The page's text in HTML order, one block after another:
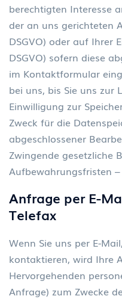
berechtigten Interesse
der an uns gerichteten
DSGVO) oder auf Ihrer
DSGVO) sofern diese
im Kontaktformular
bei uns, bis Sie uns zur
Einwilligung zur
Zweck für die
abgeschlossener
Zwingende gesetzliche
Aufbewahrungsfristen
Anfrage per E-
Telefax
Wenn Sie uns per E-
kontaktieren, wird Ihre
Hervorgehenden
Anfrage) zum Zwecke